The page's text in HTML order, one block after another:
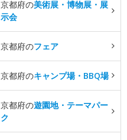
京都府の美術展・博物展・展
示会
京都府のフェア
京都府のキャンプ場・BBQ場
京都府の遊園地・テーマパー
ク